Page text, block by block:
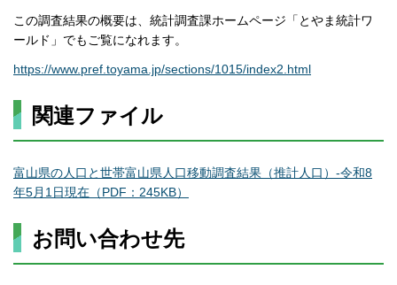
この調査結果の概要は、統計調査課ホームページ「とやま統計ワ
ールド」でもご覧になれます。
https://www.pref.toyama.jp/sections/1015/index2.html
関連ファイル
富山県の人口と世帯富山県人口移動調査結果（推計人口）-令和8
年5月1日現在（PDF：245KB）
お問い合わせ先